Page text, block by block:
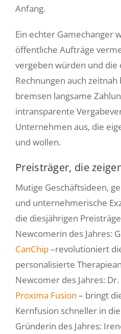
Anfang.
Ein echter Gamechanger
öffentliche Aufträge
vergeben würden und
Rechnungen auch
bremsen langsame
intransparente
Unternehmen aus, die
und wollen.
Preisträger, die
Mutige Geschäftsideen,
und unternehmerische
die diesjährigen
Newcomerin des Jahres:
CanChip–revolutioniert
personalisierte
Newcomer des Jahres:
Proxima Fusion – bringt
Kernfusion schneller in
Gründerin des Jahres: